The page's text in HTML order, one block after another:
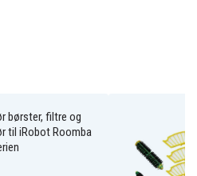
børster, filtre og
til iRobot Roomba